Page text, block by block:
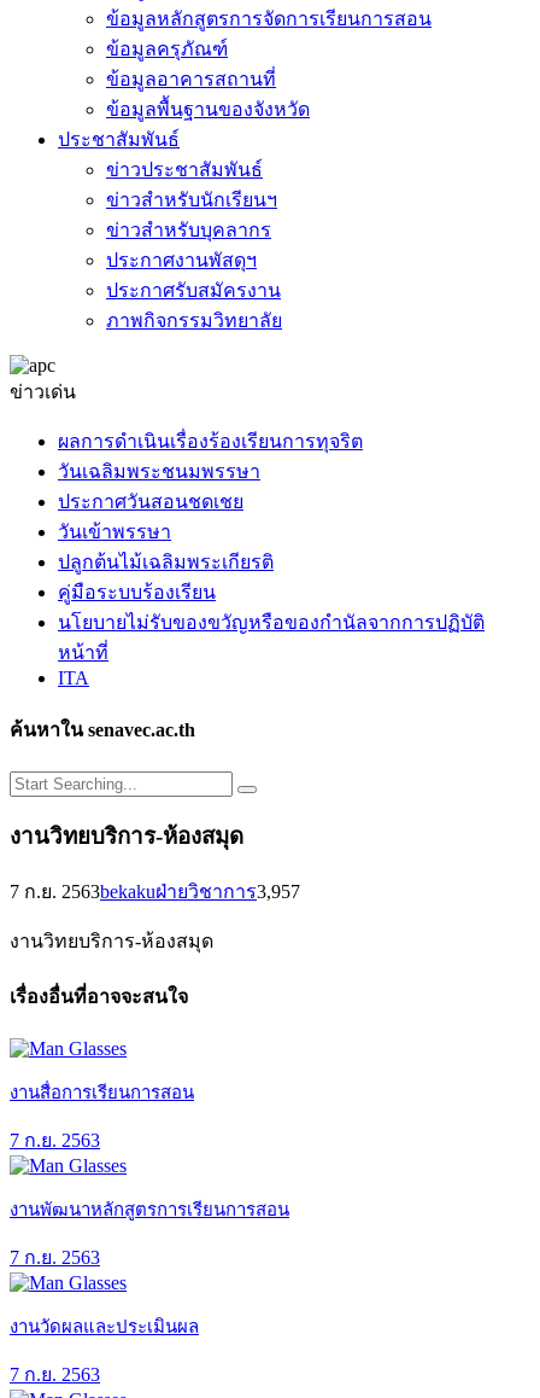
ข้อมูลหลักสูตรการจัดการเรียนการสอน
ข้อมูลครุภัณฑ์
ข้อมูลอาคารสถานที่
ข้อมูลพื้นฐานของจังหวัด
ประชาสัมพันธ์
ข่าวประชาสัมพันธ์
ข่าวสำหรับนักเรียนฯ
ข่าวสำหรับบุคลากร
ประกาศงานพัสดุฯ
ประกาศรับสมัครงาน
ภาพกิจกรรมวิทยาลัย
ข่าวเด่น
ผลการดำเนินเรื่องร้องเรียนการทุจริต
วันเฉลิมพระชนมพรรษา
ประกาศวันสอนชดเชย
วันเข้าพรรษา
ปลูกต้นไม้เฉลิมพระเกียรติ
คู่มือระบบร้องเรียน
นโยบายไม่รับของขวัญหรือของกำนัลจากการปฏิบัติ
หน้าที่
ITA
ค้นหาใน senavec.ac.th
งานวิทยบริการ-ห้องสมุด
7 ก.ย. 2563bekakuฝ่ายวิชาการ3,957
งานวิทยบริการ-ห้องสมุด
เรื่องอื่นที่อาจจะสนใจ
งานสื่อการเรียนการสอน
7 ก.ย. 2563
งานพัฒนาหลักสูตรการเรียนการสอน
7 ก.ย. 2563
งานวัดผลและประเมินผล
7 ก.ย. 2563